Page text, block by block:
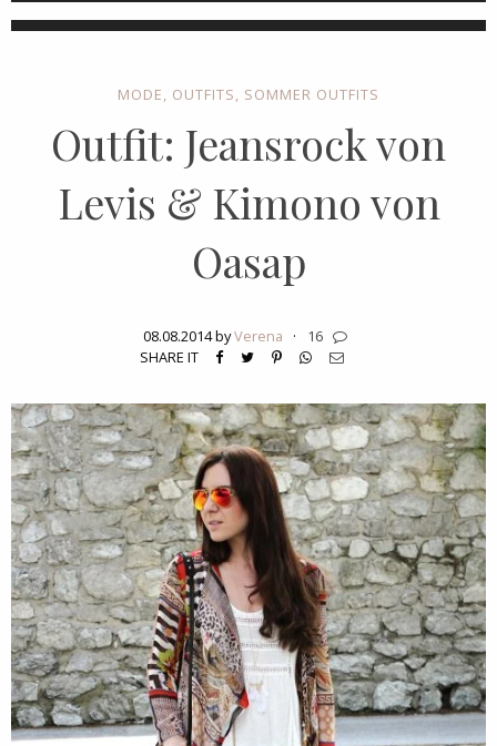
MODE, OUTFITS, SOMMER OUTFITS
Outfit: Jeansrock von
Levis & Kimono von
Oasap
08.08.2014 byVerena ·
16
SHARE IT